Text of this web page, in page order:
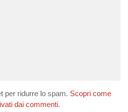
per ridurre lo spam. Scopri come
dai commenti.